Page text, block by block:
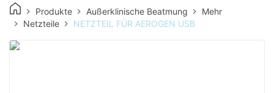
Produkte Außerklinische Beatmung
Mehr
Netzteile
NETZTEIL FÜR AEROGEN USB